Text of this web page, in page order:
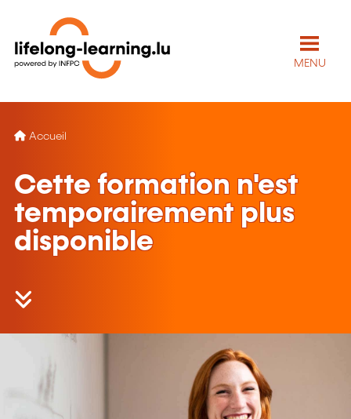
MENU
Accueil
Cette formation n'est
temporairement plus
disponible